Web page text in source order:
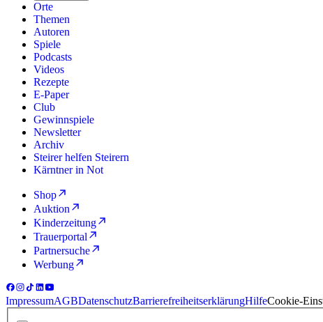
Orte
Themen
Autoren
Spiele
Podcasts
Videos
Rezepte
E-Paper
Club
Gewinnspiele
Newsletter
Archiv
Steirer helfen Steirern
Kärntner in Not
Shop
Auktion
Kinderzeitung
Trauerportal
Partnersuche
Werbung
ImpressumAGBDatenschutzBarrierefreiheitserklärungHilfeCookie-